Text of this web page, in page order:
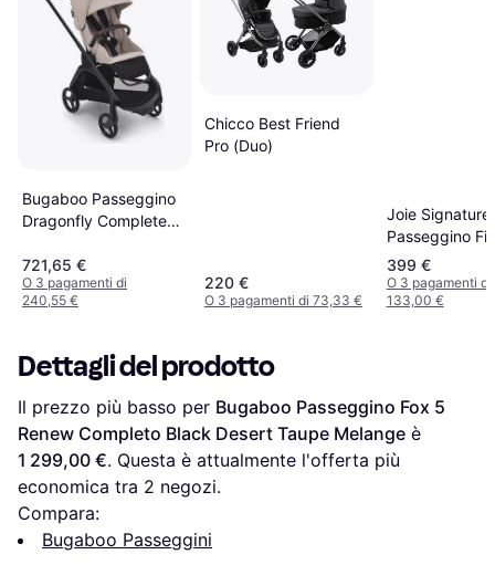
Bugaboo Passeggino
Dragonfly Complete
Beige
721,65 €
O 3 pagamenti di
240,55 €
Chicco Best Friend
Pro (Duo)
220 €
O 3 pagamenti di 73,33 €
Joie Signature
Passeggino
Evergreen
Viaggio)
399 €
O 3 pagamenti di
133,00 €
Dettagli del prodotto
Il prezzo più basso per Bugaboo Passeggino Fox 5
Renew Completo Black Desert Taupe Melange
1 299,00 €. Questa è attualmente l'offerta più
economica tra 2 negozi.
Compara:
Bugaboo Passeggini